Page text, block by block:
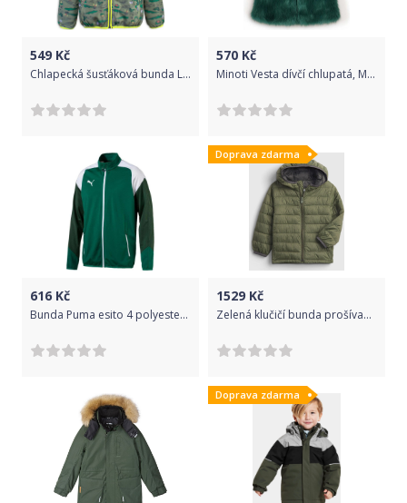
549 Kč
Chlapecká šusťáková bunda LEMON BERET KROKODÝLI zelená Velikost: 92-98
570 Kč
Minoti Vesta dívčí chlupatá, Minoti, FORTUNE 5, zelená - 122/128
616 Kč
Bunda Puma esito 4 polyester kids f05 655223k-005 Velikost 164
Doprava zdarma
1529 Kč
Zelená klučičí bunda prošívaná - 80-86
Doprava zdarma